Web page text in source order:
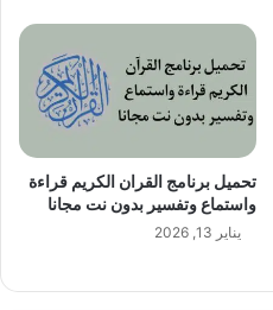
تحميل برنامج القران الكريم قراءة
واستماع وتفسير بدون نت مجانا
يناير 13, 2026